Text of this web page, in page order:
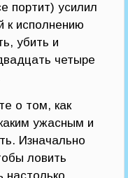
портит) усилил
к исполнению
убить и
четыре
о том, как
ужасным и
Изначально
ловить